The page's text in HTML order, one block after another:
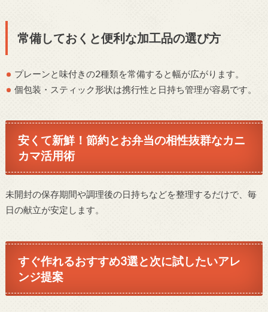
常備しておくと便利な加工品の選び方
プレーンと味付きの2種類を常備すると幅が広がります。
個包装・スティック形状は携行性と日持ち管理が容易です。
安くて新鮮！節約とお弁当の相性抜群なカニ
カマ活用術
未開封の保存期間や調理後の日持ちなどを整理するだけで、毎
日の献立が安定します。
すぐ作れるおすすめ3選と次に試したいアレ
ンジ提案